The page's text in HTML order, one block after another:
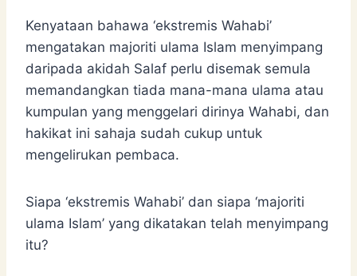
Kenyataan bahawa ‘ekstremis Wahabi’
mengatakan majoriti ulama Islam menyimpang
daripada akidah Salaf perlu disemak semula
memandangkan tiada mana-mana ulama atau
kumpulan yang menggelari dirinya Wahabi, dan
hakikat ini sahaja sudah cukup untuk
mengelirukan pembaca.
Siapa ‘ekstremis Wahabi’ dan siapa ‘majoriti
ulama Islam’ yang dikatakan telah menyimpang
itu?